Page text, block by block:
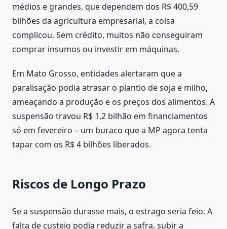
médios e grandes, que dependem dos R$ 400,59
bilhões da agricultura empresarial, a coisa
complicou. Sem crédito, muitos não conseguiram
comprar insumos ou investir em máquinas.
Em Mato Grosso, entidades alertaram que a
paralisação podia atrasar o plantio de soja e milho,
ameaçando a produção e os preços dos alimentos. A
suspensão travou R$ 1,2 bilhão em financiamentos
só em fevereiro – um buraco que a MP agora tenta
tapar com os R$ 4 bilhões liberados.
Riscos de Longo Prazo
Se a suspensão durasse mais, o estrago seria feio. A
falta de custeio podia reduzir a safra, subir a